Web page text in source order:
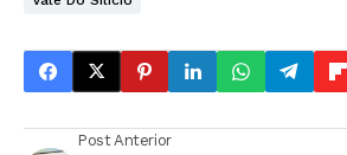
Post Anterior